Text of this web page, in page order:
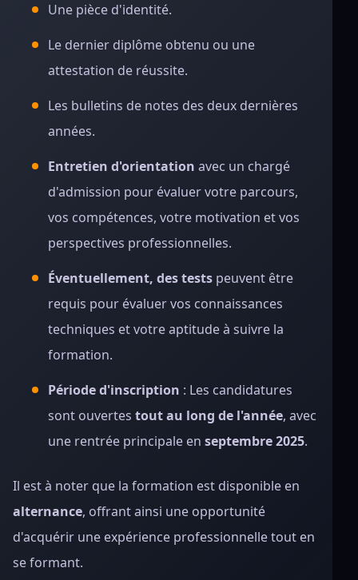
Une pièce d'identité.
Le dernier diplôme obtenu ou une
attestation de réussite.
Les bulletins de notes des deux dernières
années.
Entretien d'orientation avec un chargé
d'admission pour évaluer votre parcours,
vos compétences, votre motivation et vos
perspectives professionnelles.
Éventuellement, des tests peuvent être
requis pour évaluer vos connaissances
techniques et votre aptitude à suivre la
formation.
Période d'inscription : Les candidatures
sont ouvertes tout au long de l'année, avec
une rentrée principale en septembre 2025.
Il est à noter que la formation est disponible en
alternance, offrant ainsi une opportunité
d'acquérir une expérience professionnelle tout en
se formant.